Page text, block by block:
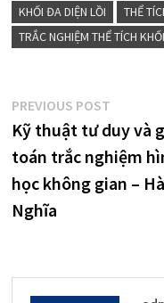
KHỐI ĐA DIỆN LỒI
THỂ
TRẮC NGHIỆM THỂ TÍCH
Điều
hướng
bài
viết
PREVIOUS POSTPrevious
post:
Kỹ thuật tư duy và
toán trắc nghiệm
học không gian –
Nghĩa